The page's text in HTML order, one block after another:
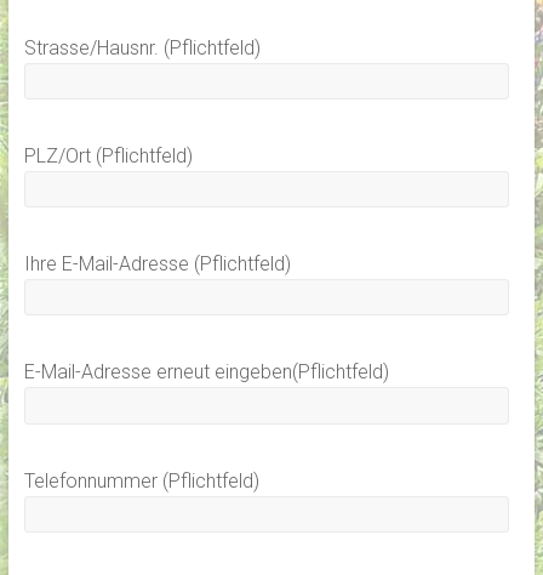
Strasse/Hausnr. (Pflichtfeld)
PLZ/Ort (Pflichtfeld)
Ihre E-Mail-Adresse (Pflichtfeld)
E-Mail-Adresse erneut eingeben(Pflichtfeld)
Telefonnummer (Pflichtfeld)